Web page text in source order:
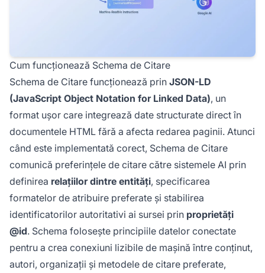
Cum funcționează Schema de Citare
Schema de Citare funcționează prin JSON-LD
(JavaScript Object Notation for Linked Data), un
format ușor care integrează date structurate direct în
documentele HTML fără a afecta redarea paginii. Atunci
când este implementată corect, Schema de Citare
comunică preferințele de citare către sistemele AI prin
definirea relațiilor dintre entități, specificarea
formatelor de atribuire preferate și stabilirea
identificatorilor autoritativi ai sursei prin proprietăți
@id. Schema folosește principiile datelor conectate
pentru a crea conexiuni lizibile de mașină între conținut,
autori, organizații și metodele de citare preferate,